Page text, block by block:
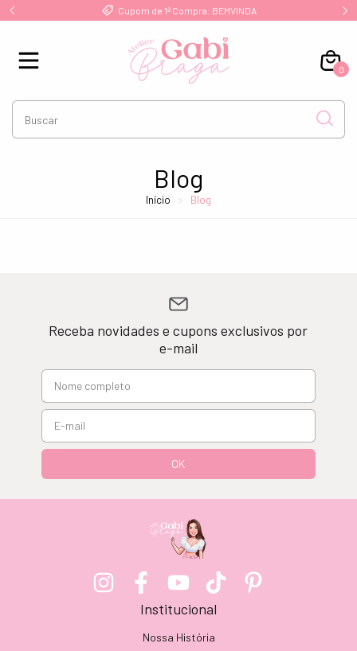
Cupom de 1ª Compra: BEMVINDA
0
Blog
Início Blog
Receba novidades e cupons exclusivos por
e-mail
Institucional
Nossa História